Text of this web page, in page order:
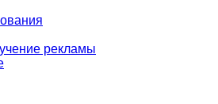
рекламы